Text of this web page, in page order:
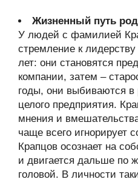
Жизненный путь
У людей с фамилией
стремление к
лет: они становятся
компании, затем –
годы, они выбиваются в
целого предприятия.
мнения и
чаще всего игнорирует
Крапцов осознает на
и двигается дальше по
головой. В личности